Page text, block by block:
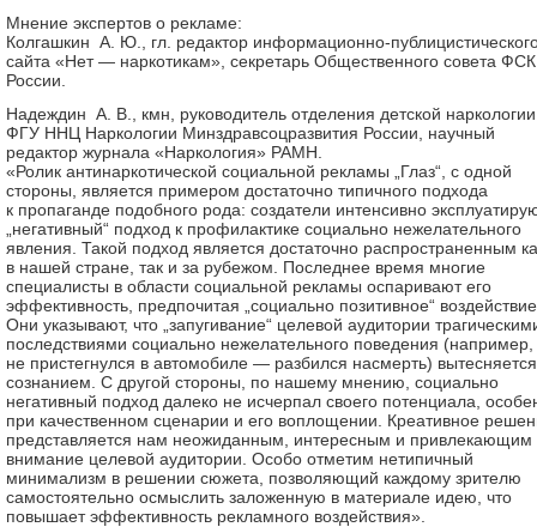
Мнение экспертов о рекламе:
Колгашкин А. Ю., гл. редактор информационно-
сайта «Нет — наркотикам», секретарь Общественного совета
России.
Надеждин А. В., кмн, руководитель отделения детской наркологии
ФГУ ННЦ Наркологии Минздравсоцразвития России, научный
редактор журнала «Наркология» РАМН.
«Ролик антинаркотической социальной рекламы „Глаз“, с одной
стороны, является примером достаточно типичного подхода
к пропаганде подобного рода: создатели интенсивно
„негативный“ подход к профилактике социально нежелательного
явления. Такой подход является достаточно распространенным
в нашей стране, так и за рубежом. Последнее время многие
специалисты в области социальной рекламы оспаривают его
эффективность, предпочитая „социально позитивное“
Они указывают, что „запугивание“ целевой аудитории
последствиями социально нежелательного поведения (например,
не пристегнулся в автомобиле — разбился насмерть) вытесняется
сознанием. С другой стороны, по нашему мнению, социально
негативный подход далеко не исчерпал своего потенциала,
при качественном сценарии и его воплощении. Креативное
представляется нам неожиданным, интересным и привлекающим
внимание целевой аудитории. Особо отметим нетипичный
минимализм в решении сюжета, позволяющий каждому зрителю
самостоятельно осмыслить заложенную в материале идею, что
повышает эффективность рекламного воздействия».